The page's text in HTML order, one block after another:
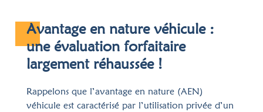
Avantage en nature véhicule :
une évaluation forfaitaire
largement réhaussée !
Rappelons que l’avantage en nature (AEN)
véhicule est caractérisé par l’utilisation privée d’un